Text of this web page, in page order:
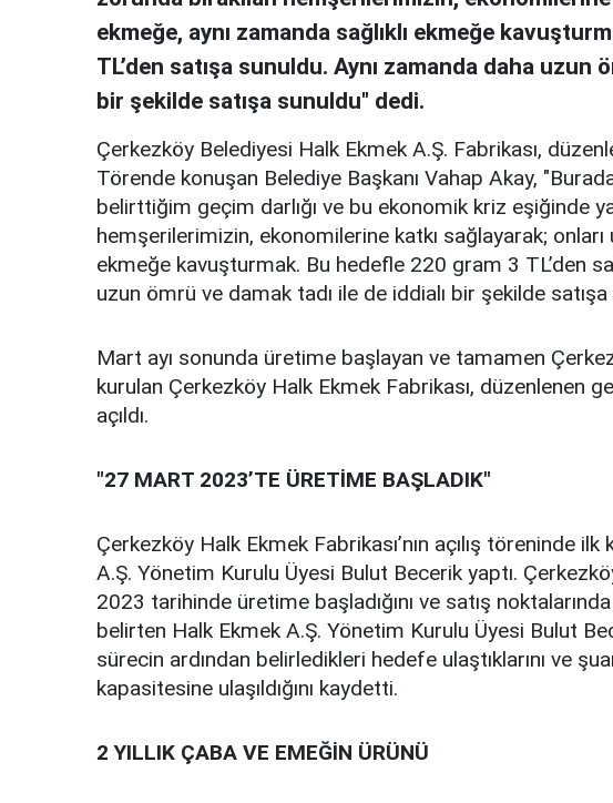
ekmeğe, aynı zamanda sağlıklı ekmeğe
TL’den satışa sunuldu. Aynı zamanda daha uzun
bir şekilde satışa sunuldu" dedi.
Çerkezköy Belediyesi Halk Ekmek A.Ş. Fabrikası,
Törende konuşan Belediye Başkanı Vahap Akay,
belirttiğim geçim darlığı ve bu ekonomik kriz eşiğinde
hemşerilerimizin, ekonomilerine katkı sağlayarak; onları
ekmeğe kavuşturmak. Bu hedefle 220 gram 3 TL’den
uzun ömrü ve damak tadı ile de iddialı bir şekilde
Mart ayı sonunda üretime başlayan ve tamamen
kurulan Çerkezköy Halk Ekmek Fabrikası, düzenlenen
açıldı.
"27 MART 2023’TE ÜRETİME BAŞLADIK"
Çerkezköy Halk Ekmek Fabrikası’nın açılış töreninde
A.Ş. Yönetim Kurulu Üyesi Bulut Becerik yaptı.
2023 tarihinde üretime başladığını ve satış
belirten Halk Ekmek A.Ş. Yönetim Kurulu Üyesi Bulut
sürecin ardından belirledikleri hedefe ulaştıklarını ve
kapasitesine ulaşıldığını kaydetti.
2 YILLIK ÇABA VE EMEĞİN ÜRÜNÜ